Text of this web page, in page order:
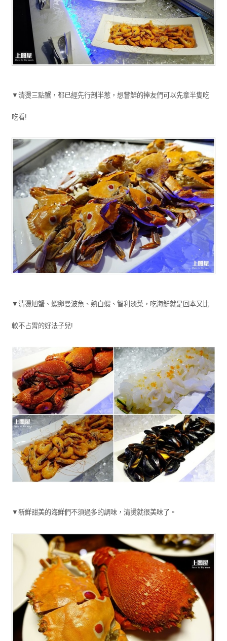
▼清燙三點蟹，都已經先行剖半惹，想嘗鮮的捧友們可以先拿半隻吃
吃看!
▼清燙旭蟹、蝦卵曼波魚、熟白蝦、智利淡菜，吃海鮮就是回本又比
較不占胃的好法子兒!
▼新鮮甜美的海鮮們不須過多的調味，清燙就很美味了。